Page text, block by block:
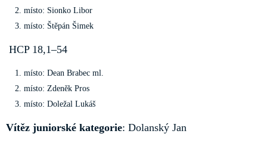
místo: Sionko Libor
místo: Štěpán Šimek
HCP 18,1–54
místo: Dean Brabec ml.
místo: Zdeněk Pros
místo: Doležal Lukáš
Vítěz juniorské kategorie: Dolanský Jan